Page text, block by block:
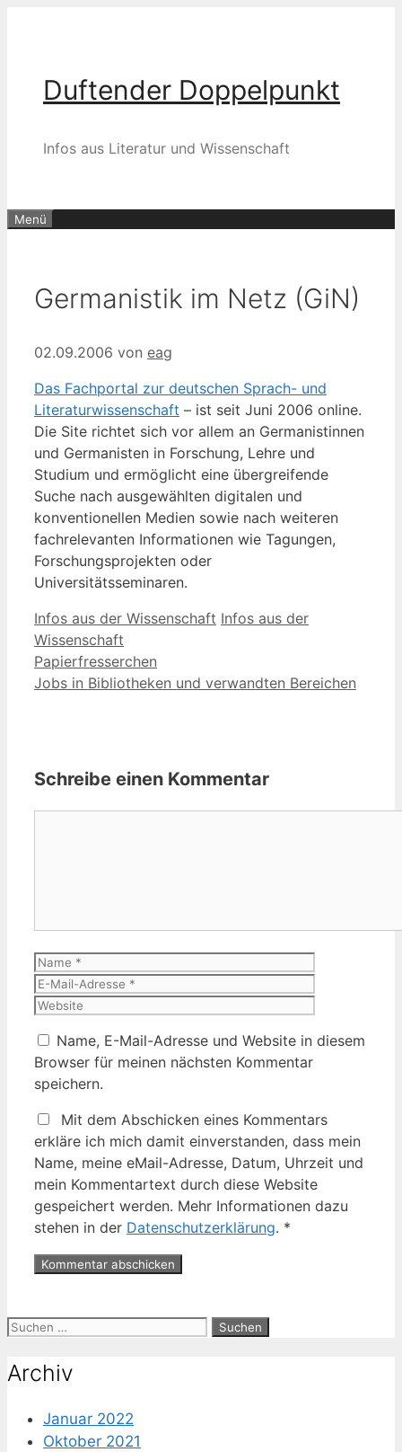
Duftender Doppelpunkt
Infos aus Literatur und Wissenschaft
Menü
Germanistik im Netz (GiN)
02.09.2006 von eag
Das Fachportal zur deutschen Sprach- und
Literaturwissenschaft – ist seit Juni 2006 online.
Die Site richtet sich vor allem an Germanistinnen
und Germanisten in Forschung, Lehre und
Studium und ermöglicht eine übergreifende
Suche nach ausgewählten digitalen und
konventionellen Medien sowie nach weiteren
fachrelevanten Informationen wie Tagungen,
Forschungsprojekten oder
Universitätsseminaren.
Kategorien
Infos aus der Wissenschaft Schlagwörter
Infos aus der
Wissenschaft
Papierfresserchen
Jobs in Bibliotheken und verwandten Bereichen
Schreibe einen Kommentar
Name
Name, E-Mail-Adresse und Website in diesem
Browser für meinen nächsten Kommentar
speichern.
Mit dem Abschicken eines Kommentars
erkläre ich mich damit einverstanden, dass mein
Name, meine eMail-Adresse, Datum, Uhrzeit und
mein Kommentartext durch diese Website
gespeichert werden. Mehr Informationen dazu
stehen in der Datenschutzerklärung. *
Suche
Archiv
Januar 2022
Oktober 2021